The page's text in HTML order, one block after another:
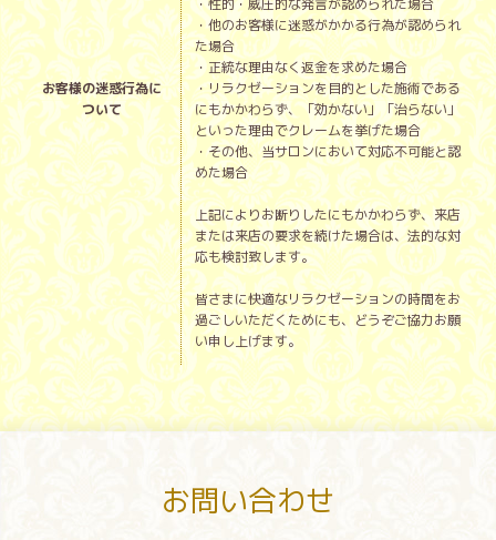
お客様の迷惑行為に
ついて
・性的・威圧的な発言が認められた場合
・他のお客様に迷惑がかかる行為が認められ
た場合
・正統な理由なく返金を求めた場合
・リラクゼーションを目的とした施術である
にもかかわらず、「効かない」「治らない」
といった理由でクレームを挙げた場合
・その他、当サロンにおいて対応不可能と認
めた場合
上記によりお断りしたにもかかわらず、来店
または来店の要求を続けた場合は、法的な対
応も検討致します。
皆さまに快適なリラクゼーションの時間をお
過ごしいただくためにも、どうぞご協力お願
い申し上げます。
お問い合わせ